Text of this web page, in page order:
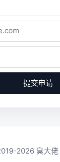
提交申请
2026 臭大佬